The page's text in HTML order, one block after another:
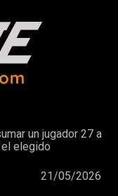
un jugador 27 a
elegido
21/05/2026